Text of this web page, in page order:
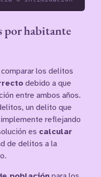
por habitante
los delitos
debido a que
entre ambos años.
un delito que
reflejando
es calcular
de delitos a la